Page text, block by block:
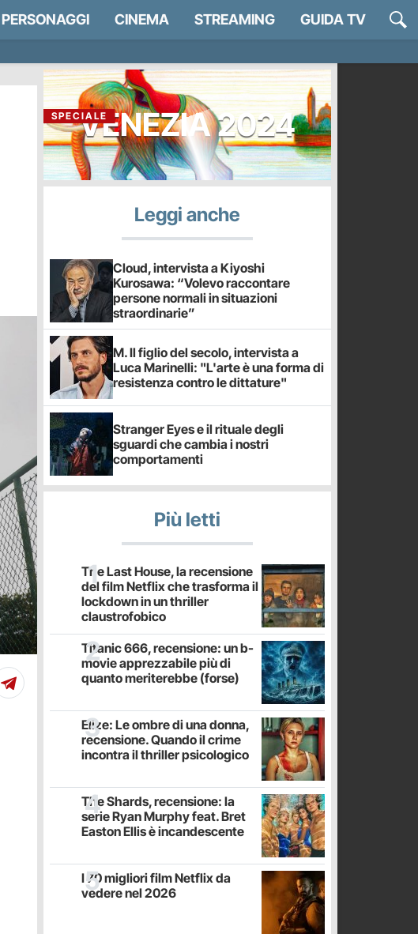
PERSONAGGI CINEMA STREAMING GUIDA TV
SPECIALEVENEZIA 2024
Leggi anche
Cloud, intervista a Kiyoshi
Kurosawa: “Volevo raccontare
persone normali in situazioni
straordinarie”
M. Il figlio del secolo, intervista a
Luca Marinelli: "L'arte è una forma di
resistenza contro le dittature"
Stranger Eyes e il rituale degli
sguardi che cambia i nostri
comportamenti
Più letti
The Last House, la recensione
del film Netflix che trasforma il
lockdown in un thriller
claustrofobico
Titanic 666, recensione: un b-
movie apprezzabile più di
quanto meriterebbe (forse)
Elize: Le ombre di una donna,
recensione. Quando il crime
incontra il thriller psicologico
The Shards, recensione: la
serie Ryan Murphy feat. Bret
Easton Ellis è incandescente
I 70 migliori film Netflix da
vedere nel 2026